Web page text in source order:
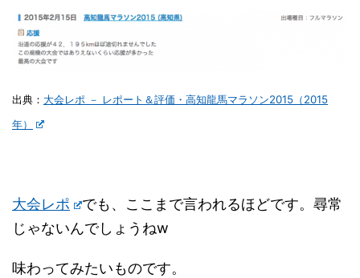
出典： 大会レポ － レポート＆評価・高知龍馬マラソン2015（2015
年）
大会レポ
でも、ここまで言われるほどです。尋常
じゃないんでしょうねw
味わってみたいものです。